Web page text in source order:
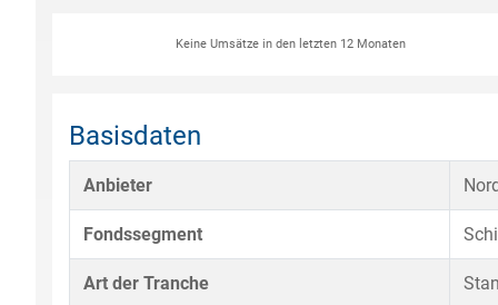
Keine Umsätze in den letzten 12 Monaten
Basisdaten
Anbieter
Fondssegment
Art der Tranche